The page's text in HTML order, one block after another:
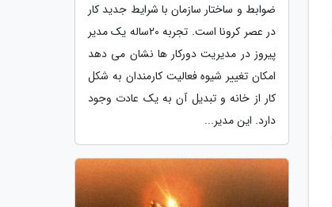
ضوابط و ساختار سازمان با شرایط جدید کار
در عصر کرونا است. تجربه 20ساله یک مدیر
پیروز در مدیریت دورکار ها نشان می دهد
امکان تغییر شیوه فعالیت کارمندان به شکل
کار از خانه و تبدیل آن به یک عادت وجود
دارد. این مدیر...